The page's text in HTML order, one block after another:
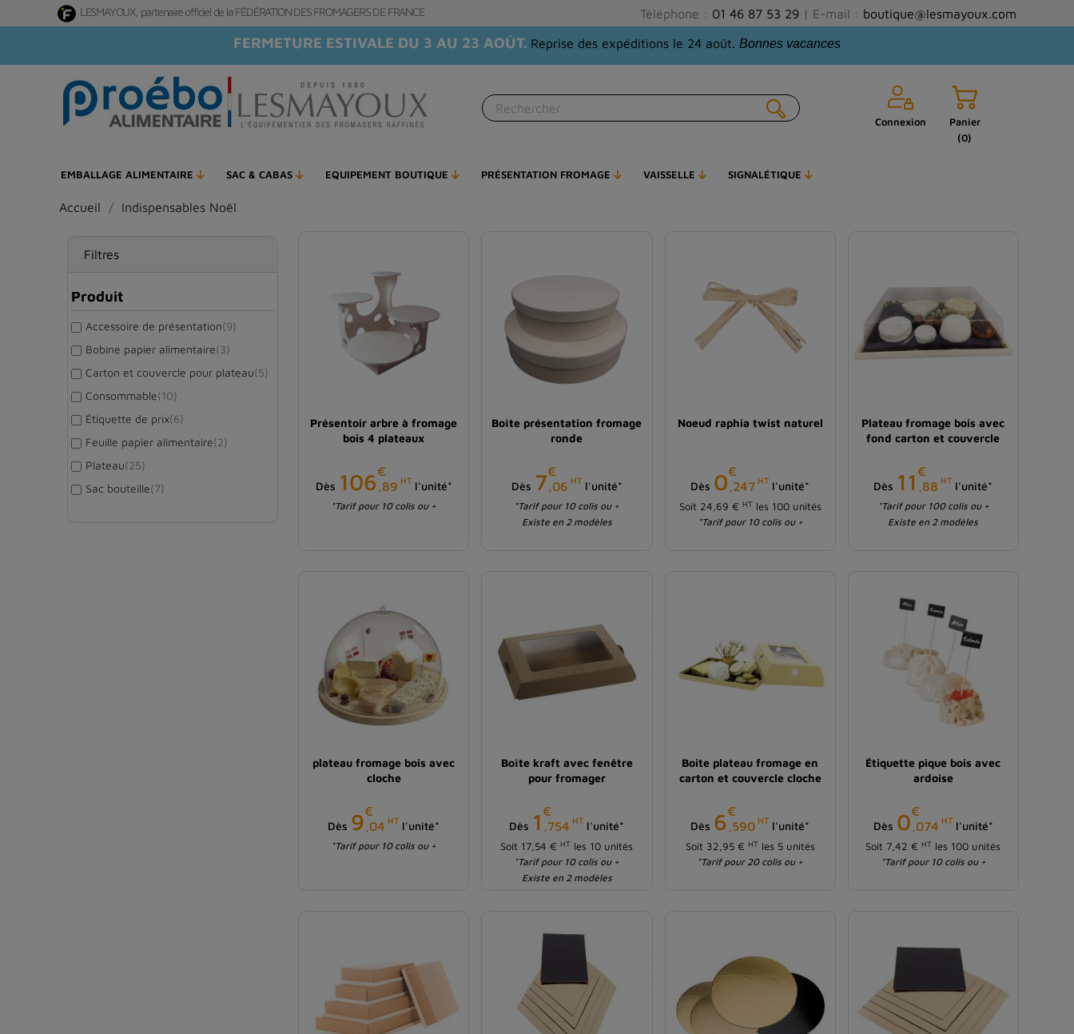
LESMAYOUX, partenaire officiel de la FÉDÉRATION DES FROMAGERS DE FRANCE Téléphone : 01 46 87 53 29 | E-mail : boutique@lesmayoux.com
FERMETURE ESTIVALE DU 3 AU 23 AOÛT. Reprise des expéditions le 24 août. Bonnes vacances
Connexion
Panier
(0)
EMBALLAGE ALIMENTAIRE SAC & CABAS EQUIPEMENT BOUTIQUE PRÉSENTATION FROMAGE VAISSELLE SIGNALÉTIQUE
Accueil Indispensables Noël
Filtres
Produit
Accessoire de présentation(9)
Bobine papier alimentaire(3)
Carton et couvercle pour plateau(5)
Consommable(10)
Étiquette de prix(6)
Feuille papier alimentaire(2)
Plateau(25)
Sac bouteille(7)
Présentoir arbre à fromage
bois 4 plateaux
Prix
Dès 106€
,89 HT l'unité*
*Tarif pour 10 colis ou +
Boîte présentation fromage
ronde
Dès 7€
,06 HT l'unité*
*Tarif pour 10 colis ou +
Existe en 2 modèles
Noeud raphia twist naturel
Dès 0€
,247 HT l'unité*
Soit 24,69 € HTles 100 unités
*Tarif pour 10 colis ou +
Plateau fromage bois avec
fond carton et couvercle
Dès 11 €
,88 HT l'unité*
*Tarif pour 100 colis ou +
Existe en 2 modèles
plateau fromage bois avec
cloche
Dès 9€
,04 HT l'unité*
*Tarif pour 10 colis ou +
Boîte kraft avec fenêtre
pour fromager
Dès 1 €
,754 HT l'unité*
Soit 17,54 € HT les 10 unités
*Tarif pour 10 colis ou +
Existe en 2 modèles
Boite plateau fromage en
carton et couvercle cloche
Dès 6€
,590 HT l'unité*
Soit 32,95 € HTles 5 unités
*Tarif pour 20 colis ou +
Étiquette pique bois avec
ardoise
Dès 0€
,074 HT l'unité*
Soit 7,42 € HT les 100 unités
*Tarif pour 10 colis ou +